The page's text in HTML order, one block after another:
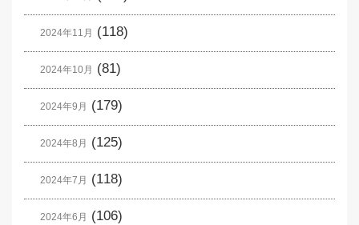
2024年11月 (118)
2024年10月 (81)
2024年9月 (179)
2024年8月 (125)
2024年7月 (118)
2024年6月 (106)